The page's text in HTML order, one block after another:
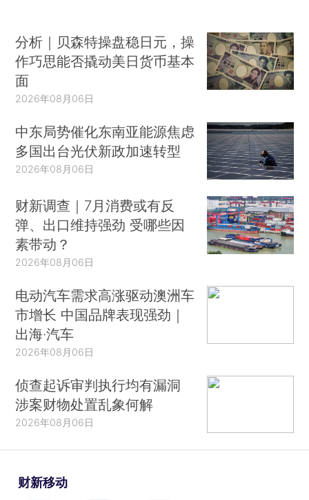
分析｜贝森特操盘稳日元，操
作巧思能否撬动美日货币基本
面
2026年08月06日
中东局势催化东南亚能源焦虑
多国出台光伏新政加速转型
2026年08月06日
财新调查｜7月消费或有反
弹、出口维持强劲 受哪些因
素带动？
2026年08月06日
电动汽车需求高涨驱动澳洲车
市增长 中国品牌表现强劲｜
出海·汽车
2026年08月06日
侦查起诉审判执行均有漏洞
涉案财物处置乱象何解
2026年08月06日
财新移动